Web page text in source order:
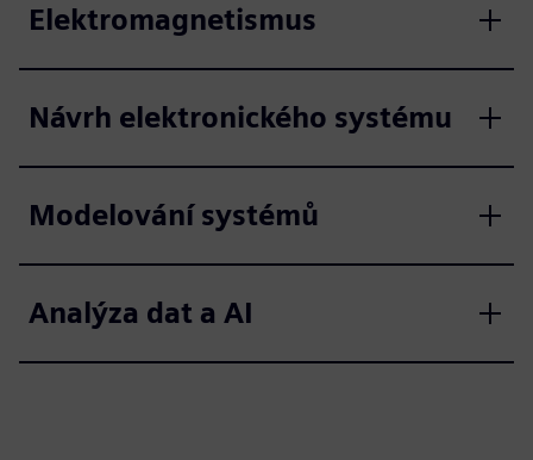
Elektromagnetismus
Návrh elektronického systému
Modelování systémů
Analýza dat a AI